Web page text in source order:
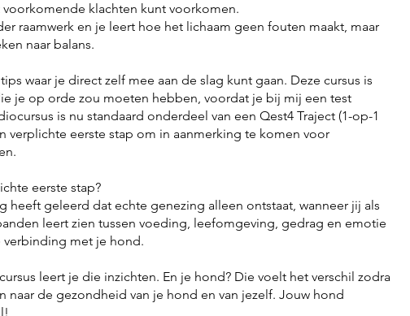
klachten kunt voorkomen.
raamwerk en je leert hoe het lichaam geen fouten maakt, maar
naar balans.
waar je direct zelf mee aan de slag kunt gaan. Deze cursus is
je op orde zou moeten hebben, voordat je bij mij een test
is nu standaard onderdeel van een Qest4 Traject (1-op-1
verplichte eerste stap om in aanmerking te komen voor
eerste stap?
heeft geleerd dat echte genezing alleen ontstaat, wanneer jij als
leert zien tussen voeding, leefomgeving, gedrag en emotie
met je hond.
leert je die inzichten. En je hond? Die voelt het verschil zodra
naar de gezondheid van je hond en van jezelf. Jouw hond